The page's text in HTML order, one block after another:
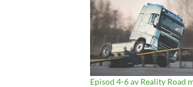
Episod 4-6 av Reality Road